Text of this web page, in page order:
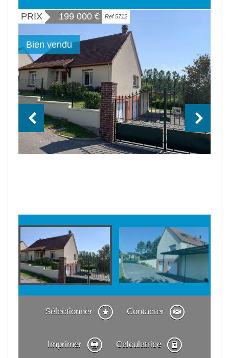
PRIX 199 000 € Ref 5712
Bien vendu
Sélectionner Contacter
Imprimer Calculatrice